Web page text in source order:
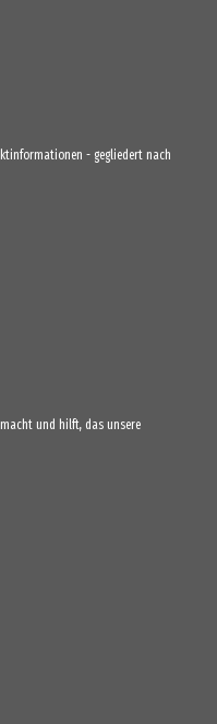
- gegliedert nach
und hilft, das unsere